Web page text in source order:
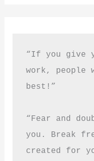
“If you give
work, people
best!”
“Fear and
you. Break
created for